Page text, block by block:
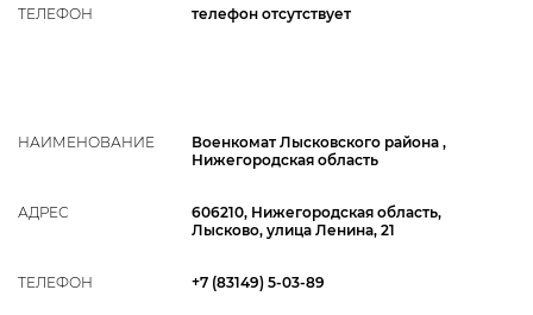
ТЕЛЕФОН телефон отсутствует
НАИМЕНОВАНИЕ
Военкомат Лысковского района ,
Нижегородская область
АДРЕС
606210, Нижегородская область,
Лысково, улица Ленина, 21
ТЕЛЕФОН +7 (83149) 5-03-89